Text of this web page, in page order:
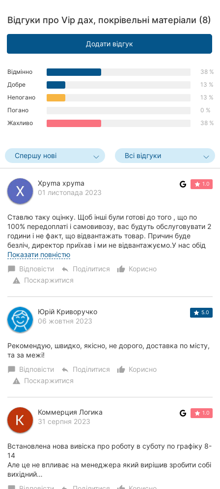
Київ
Запоріжжя
Дніпро
Львів
Миколаїв
Херсон
Полтава
Чернігів
Черкаси
Чернівці
Івано-
Франківськ
Карпати
Відгуки про Vip дах, покрівельні матеріали (8)
Додати відгук
Відмінно
38 %
Добре
13 %
Непогано
13 %
Погано
0 %
Жахливо
38 %
Спершу нові Всі відгуки
Xpyma xpyma
01 листопада 2023
1.0
Ставлю таку оцінку. Щоб інші були готові до того , що по
100% передоплаті і самовивозу, вас будуть обслуговувати 2
години і не факт, що відвантажать товар. Причин буде
безліч, директор приїхав і ми не відвантажуємо.У нас обід
не в обідню перерву і т....
Показати повністю
chat_bubble Відповісти reply Поділитися thumb_up_alt
Корисно
warning Поскаржитися
Юрій Криворучко
06 жовтня 2023
5.0
Рекомендую, швидко, якісно, не дорого, доставка по місту,
та за межі!
chat_bubble Відповісти reply Поділитися thumb_up_alt
Корисно
warning Поскаржитися
Коммерция Логика
31 серпня 2023
1.0
Встановлена нова вивіска про роботу в суботу по графіку 8-
14
Але це не впливає на менеджера який вирішив зробити собі
вихідний…